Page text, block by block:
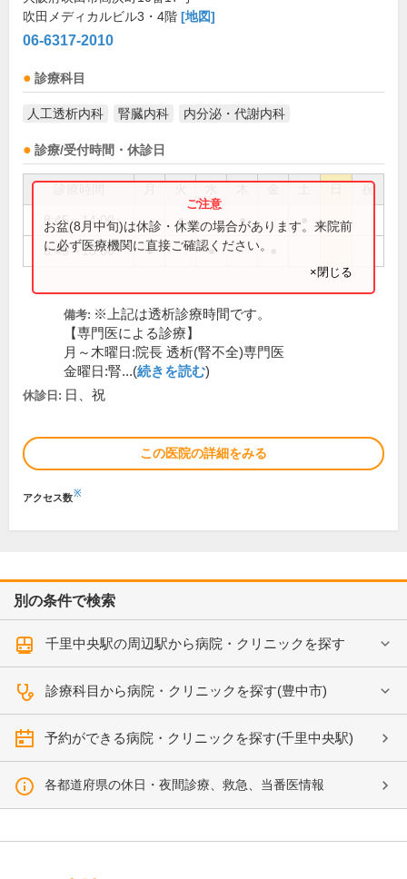
吹田メディカルビル3・4階 [地図]
06-6317-2010
診療科目
人工透析内科 腎臓内科 内分泌・代謝内科
診療/受付時間・休診日
祝
8:45～14:00 ● ●
8:45～18:00 ● ●
お盆(8月中旬)は休診・休業の場合があります。来院前
に必ず医療機関に直接ご確認ください。
×閉じる
備考: ※上記は透析診療時間です。
【専門医による診療】
月～木曜日:院長 透析(腎不全)専門医
金曜日:腎...(続きを読む)
休診日: 日、祝
この医院の詳細をみる
アクセス数※
別の条件で検索
千里中央駅の周辺駅から病院・クリニックを探す
診療科目から病院・クリニックを探す(豊中市)
予約ができる病院・クリニックを探す(千里中央駅)
各都道府県の休日・夜間診療、救急、当番医情報